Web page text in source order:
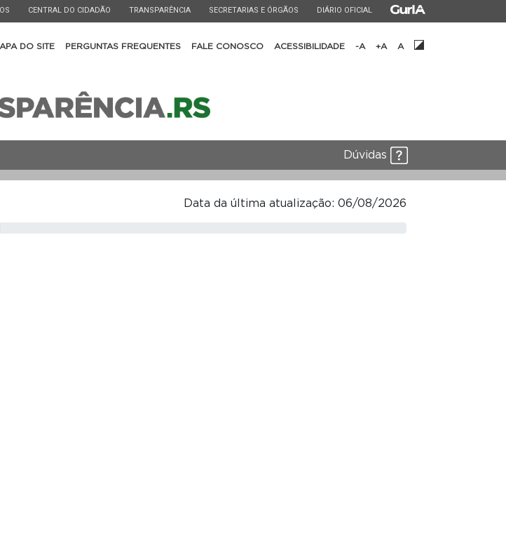
ESTADO
CENTRAL DO CIDADÃO ESTADO
TRANSPARÊNCIA ESTADO
SECRETARIAS E ÓRGÃOS ESTADO
DIÁRIO OFICIAL ESTADO
DO SITE PERGUNTAS FREQUENTES FALE CONOSCO ACESSIBILIDADE -A +A A
Dúvidas
Data da última atualização: 06/08/2026